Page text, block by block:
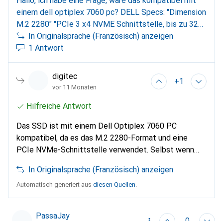
einem dell optiplex 7060 pc? DELL Specs: "Dimension
M.2 2280" "PCIe 3 x4 NVME Schnittstelle, bis zu 32
Gbps" "Kapazität Bis zu 2 TB". Wenn ja, wäre das
Produkt zum Klonen von
https://www.galaxus.ch/fr/s1/product/coreparts-ms-
cloner-nvme-disque-dur-accessoires-19694886
kompatibel für eine Kopie außerhalb des PCs? Danke!
In Originalsprache (Französisch) anzeigen
1 Antwort
digitec
vor 11 Monaten
+1
Hilfreiche Antwort
Das SSD ist mit einem Dell Optiplex 7060 PC
kompatibel, da es das M.2 2280-Format und eine
PCIe NVMe-Schnittstelle verwendet. Selbst wenn
ist die Abwärtskompatibilität gewährleistet. Die
maximale Kapazität von 2 TB wird ebenfalls
eingehalten. Der CoreParts MS NVMe Cloner ist
In Originalsprache (Französisch) anzeigen
Automatisch generiert aus diesen Quellen.
PassaJay